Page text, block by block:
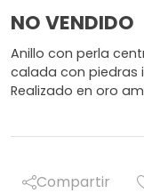
NO VENDIDO
Anillo con perla
calada con piedras
Realizado en oro
Compartir